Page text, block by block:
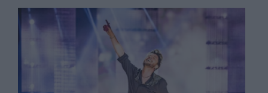
Derechos:
Información adicional